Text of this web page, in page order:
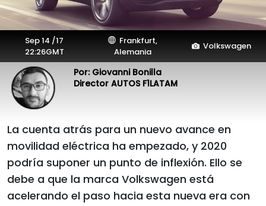
Sep 14 /17
22:26GMT
Frankfurt,
Alemania
Volkswagen
Por: Giovanni Bonilla
Director AUTOS F1LATAM
La cuenta atrás para un nuevo avance en
movilidad eléctrica ha empezado, y 2020
podría suponer un punto de inflexión. Ello se
debe a que la marca Volkswagen está
acelerando el paso hacia esta nueva era con